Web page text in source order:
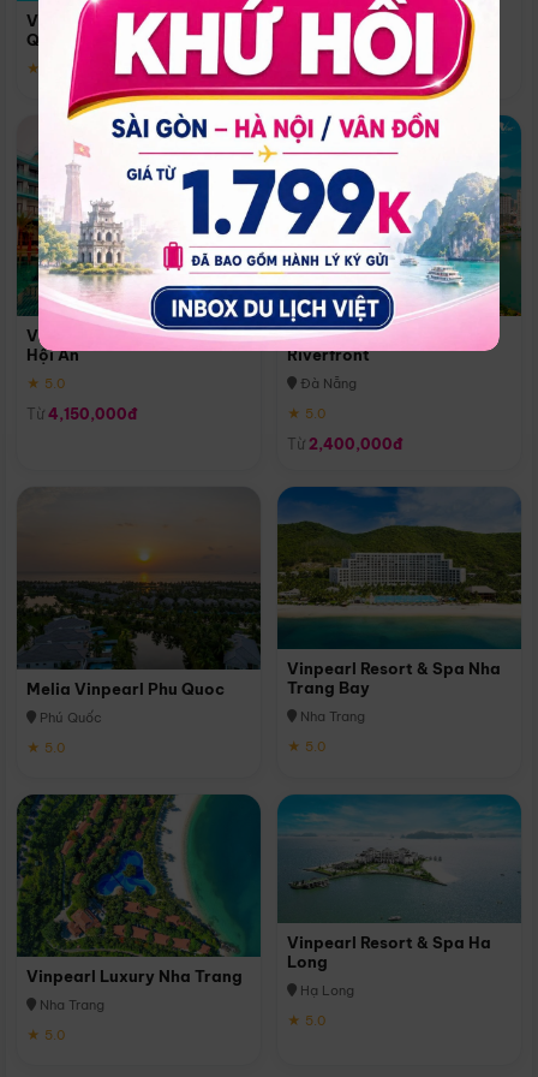
Vinpearl Resort & Spa Phu
Quoc
★ 5.0
Quoc
Phú Quốc
★ 5.0
Vinpearl Resort & Golf Nam
Hội An
★ 5.0
Từ 4,150,000đ
Melia Vinpearl Danang
Riverfront
Đà Nẵng
★ 5.0
Từ 2,400,000đ
Melia Vinpearl Phu Quoc
Phú Quốc
★ 5.0
Vinpearl Resort & Spa Nha
Trang Bay
Nha Trang
★ 5.0
Vinpearl Luxury Nha Trang
Nha Trang
★ 5.0
Vinpearl Resort & Spa Ha
Long
Hạ Long
★ 5.0